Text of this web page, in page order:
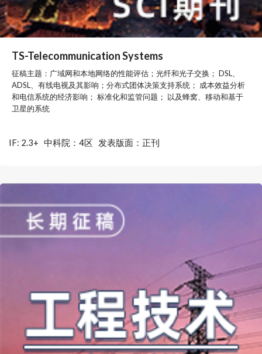
TS-Telecommunication Systems
征稿主题：广域网和本地网络的性能评估；光纤和光子交换； DSL、
ADSL、有线电视及其影响；分布式团体决策支持系统； 成本效益分析
和电信系统的经济影响； 标准化和监管问题； 以及蜂窝、移动和基于
卫星的系统
IF: 2.3+ 中科院：4区 发表版面：正刊